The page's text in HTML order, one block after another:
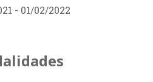
PAULICHI (Campus
- 01/02/2022